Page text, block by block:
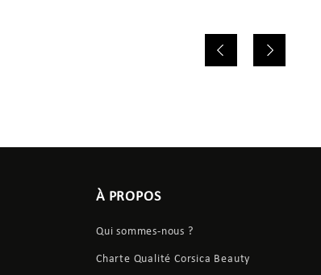
À PROPOS
Qui sommes-nous ?
Charte Qualité Corsica Beauty